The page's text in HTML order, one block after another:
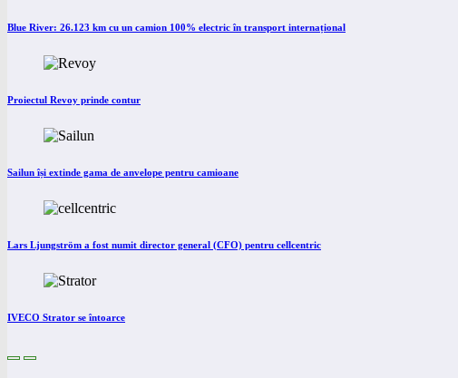
Blue River: 26.123 km cu un camion 100% electric în transport internațional
Proiectul Revoy prinde contur
Sailun își extinde gama de anvelope pentru camioane
Lars Ljungström a fost numit director general (CFO) pentru cellcentric
IVECO Strator se întoarce